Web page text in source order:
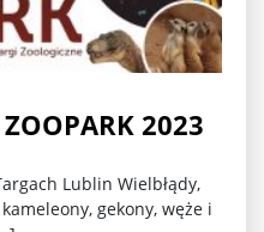
2023
Lublin Wielbłądy,
gekony, węże i